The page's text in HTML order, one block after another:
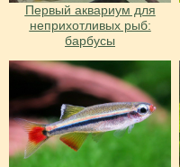
Первый аквариум для
неприхотливых рыб:
барбусы